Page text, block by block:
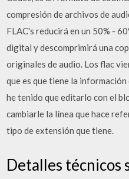
compresión de archivos de
FLAC's reducirá en un 50% -
digital y descomprimirá una
originales de audio. Los flac
que es que tiene la
he tenido que editarlo con el
cambiarle la línea que hace
tipo de extensión que tiene.
Detalles técnicos